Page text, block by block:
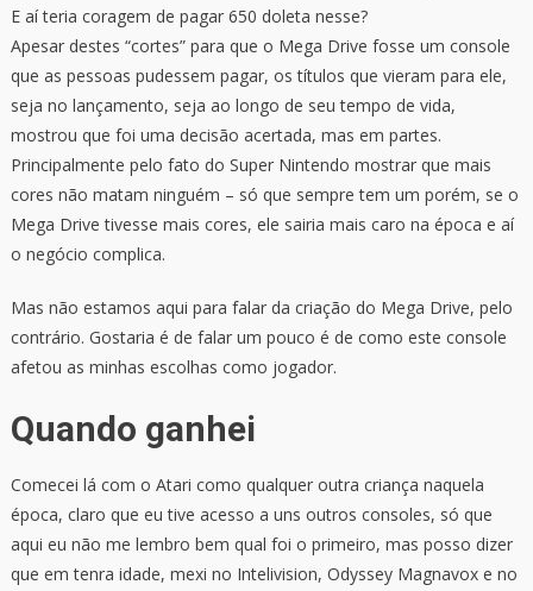
E aí teria coragem de pagar 650 doleta nesse?
Apesar destes “cortes” para que o Mega Drive fosse um console
que as pessoas pudessem pagar, os títulos que vieram para ele,
seja no lançamento, seja ao longo de seu tempo de vida,
mostrou que foi uma decisão acertada, mas em partes.
Principalmente pelo fato do Super Nintendo mostrar que mais
cores não matam ninguém – só que sempre tem um porém, se o
Mega Drive tivesse mais cores, ele sairia mais caro na época e aí
o negócio complica.
Mas não estamos aqui para falar da criação do Mega Drive, pelo
contrário. Gostaria é de falar um pouco é de como este console
afetou as minhas escolhas como jogador.
Quando ganhei
Comecei lá com o Atari como qualquer outra criança naquela
época, claro que eu tive acesso a uns outros consoles, só que
aqui eu não me lembro bem qual foi o primeiro, mas posso dizer
que em tenra idade, mexi no Intelivision, Odyssey Magnavox e no